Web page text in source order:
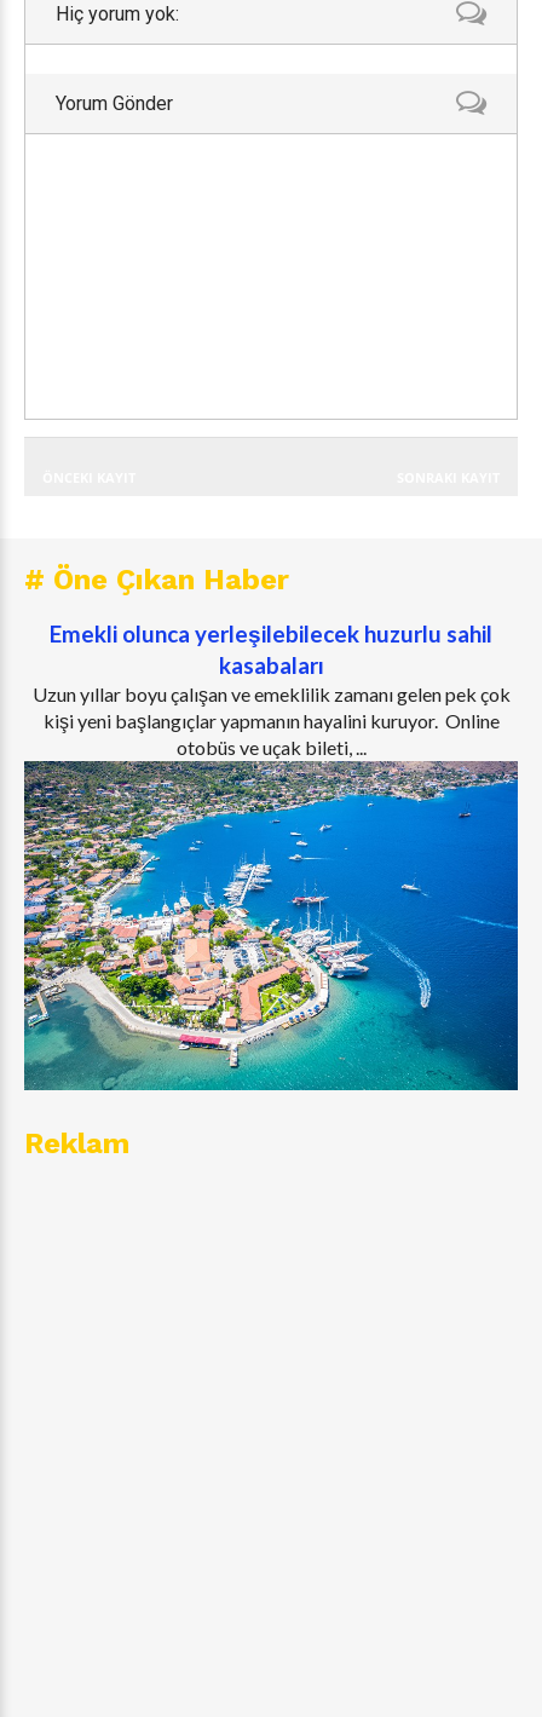
Hiç yorum yok:
Yorum Gönder
# Öne Çıkan Haber
Emekli olunca yerleşilebilecek huzurlu sahil
kasabaları
Uzun yıllar boyu çalışan ve emeklilik zamanı gelen pek çok
kişi yeni başlangıçlar yapmanın hayalini kuruyor. Online
otobüs ve uçak bileti, ...
Reklam